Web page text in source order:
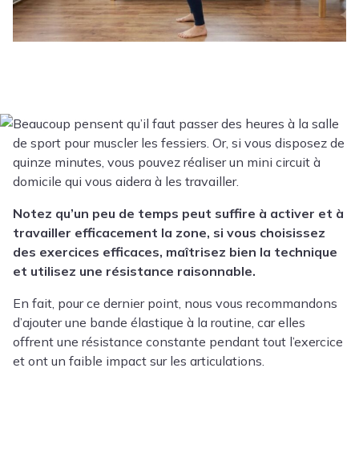
Beaucoup pensent qu’il faut passer des heures à la salle
de sport pour muscler les fessiers. Or, si vous disposez de
quinze minutes, vous pouvez réaliser un mini circuit à
domicile qui vous aidera à les travailler.
Notez qu’un peu de temps peut suffire à activer et à
travailler efficacement la zone, si vous choisissez
des exercices efficaces, maîtrisez bien la technique
et utilisez une résistance raisonnable.
En fait, pour ce dernier point, nous vous recommandons
d’ajouter une bande élastique à la routine, car elles
offrent une résistance constante pendant tout l’exercice
et ont un faible impact sur les articulations.